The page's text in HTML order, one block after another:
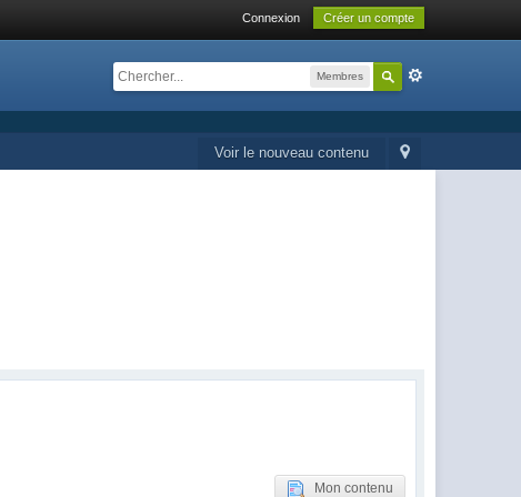
Connexion Créer un compte
Membres
Voir le nouveau contenu
Mon contenu